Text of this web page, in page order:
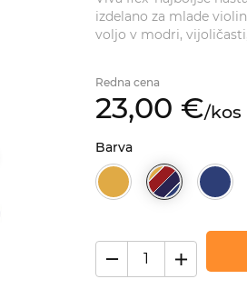
izdelano za mlade
voljo v modri,
Redna cena
23,00 €/kos
Barva